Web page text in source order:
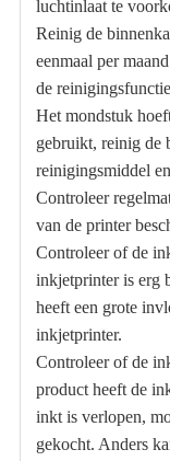
luchtinlaat te
Reinig de
eenmaal per
de
Het mondstuk
gebruikt, reinig de
reinigingsmiddel
Controleer
van de printer
Controleer of de
inkjetprinter is erg
heeft een grote
inkjetprinter.
Controleer of de
product heeft de
inkt is verlopen,
gekocht. Anders